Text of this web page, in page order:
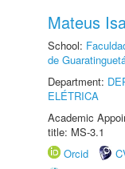
Mateus
School:
de
Department:
ELÉTRICA
Academic
title: MS-3.1
Orcid